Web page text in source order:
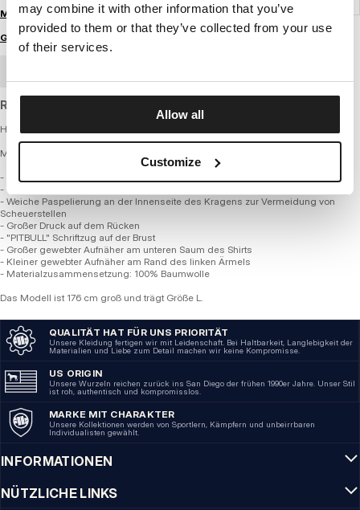
may combine it with other information that you’ve
provided to them or that they’ve collected from your use
of their services.
Allow all
Customize
Melde dich an, um Preise zu sehen
Größenratgeber
Regular fit T-shirt made of standard weight cotton.
Herren T-Shirt - HATTER
MITTELGEWICHT 190 REGULAR SERIE
- Klassischer Regular Fit mit rundem Ausschnitt
- T-Shirt aus hochwertiger 190 g/m² Baumwolle
- Weiche Paspelierung an der Innenseite des Kragens zur Vermeidung von
Scheuerstellen
- Großer Druck auf dem Rücken
- "PITBULL" Schriftzug auf der Brust
- Großer gewebter Aufnäher am unteren Saum des Shirts
- Kleiner gewebter Aufnäher am Rand des linken Ärmels
- Materialzusammensetzung: 100% Baumwolle
Das Modell ist 176 cm groß und trägt Größe L.
QUALITÄT HAT FÜR UNS PRIORITÄT
Unsere Kleidung fertigen wir mit Leidenschaft. Bei Haltbarkeit, Langlebigkeit der
Materialien und Liebe zum Detail machen wir keine Kompromisse.
US ORIGIN
Unsere Wurzeln reichen zurück ins San Diego der frühen 1990er Jahre. Unser Stil
ist roh, authentisch und kompromisslos.
MARKE MIT CHARAKTER
Unsere Kollektionen werden von Sportlern, Kämpfern und unbeirrbaren
Individualisten gewählt.
INFORMATIONEN
NÜTZLICHE LINKS